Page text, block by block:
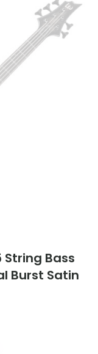
String Bass
Burst Satin